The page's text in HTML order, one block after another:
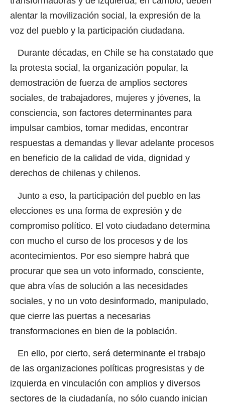
alentar la movilización social, la expresión de la
voz del pueblo y la participación ciudadana.
Durante décadas, en Chile se ha constatado que
la protesta social, la organización popular, la
demostración de fuerza de amplios sectores
sociales, de trabajadores, mujeres y jóvenes, la
consciencia, son factores determinantes para
impulsar cambios, tomar medidas, encontrar
respuestas a demandas y llevar adelante procesos
en beneficio de la calidad de vida, dignidad y
derechos de chilenas y chilenos.
Junto a eso, la participación del pueblo en las
elecciones es una forma de expresión y de
compromiso político. El voto ciudadano determina
con mucho el curso de los procesos y de los
acontecimientos. Por eso siempre habrá que
procurar que sea un voto informado, consciente,
que abra vías de solución a las necesidades
sociales, y no un voto desinformado, manipulado,
que cierre las puertas a necesarias
transformaciones en bien de la población.
En ello, por cierto, será determinante el trabajo
de las organizaciones políticas progresistas y de
izquierda en vinculación con amplios y diversos
sectores de la ciudadanía, no sólo cuando inician